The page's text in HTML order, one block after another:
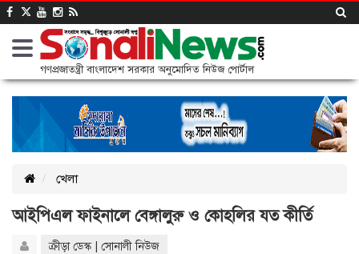
গণপ্রজাতন্ত্রী বাংলাদেশ সরকার অনুমোদিত নিউজ পোর্টাল
খেলা
আইপিএল ফাইনালে বেঙ্গালুরু ও কোহলির যত কীর্তি
ক্রীড়া ডেস্ক | সোনালী নিউজ